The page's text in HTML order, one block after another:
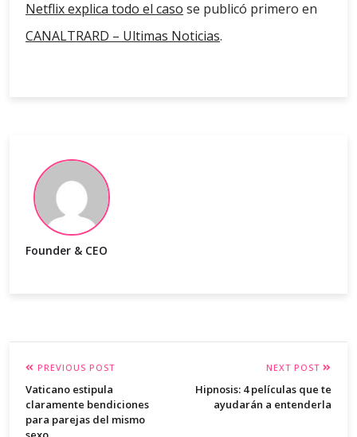
Netflix explica todo el caso se publicó primero en
CANALTRARD – Ultimas Noticias.
Founder & CEO
PREVIOUS POST
Vaticano estipula
claramente bendiciones
para parejas del mismo
NEXT POST
Hipnosis: 4 películas que te
ayudarán a entenderla